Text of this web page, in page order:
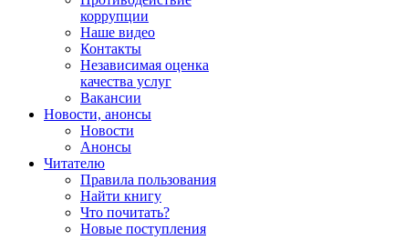
коррупции
Наше видео
Контакты
Независимая оценка
качества услуг
Вакансии
Новости, анонсы
Новости
Анонсы
Читателю
Правила пользования
Найти книгу
Что почитать?
Новые поступления